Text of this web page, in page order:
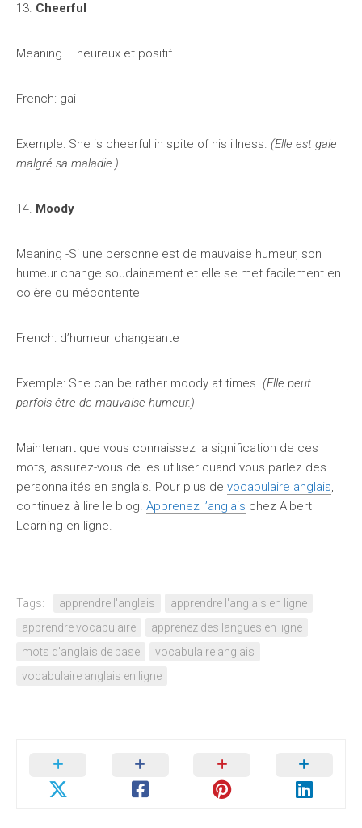
13. Cheerful
Meaning – heureux et positif
French: gai
Exemple: She is cheerful in spite of his illness. (Elle est gaie
malgré sa maladie.)
14. Moody
Meaning -Si une personne est de mauvaise humeur, son
humeur change soudainement et elle se met facilement en
colère ou mécontente
French: d’humeur changeante
Exemple: She can be rather moody at times. (Elle peut
parfois être de mauvaise humeur.)
Maintenant que vous connaissez la signification de ces
mots, assurez-vous de les utiliser quand vous parlez des
personnalités en anglais. Pour plus de vocabulaire anglais,
continuez à lire le blog. Apprenez l’anglais chez Albert
Learning en ligne.
Tags: apprendre l'anglais
apprendre l'anglais en ligne
apprendre vocabulaire
apprenez des langues en ligne
mots d'anglais de base
vocabulaire anglais
vocabulaire anglais en ligne